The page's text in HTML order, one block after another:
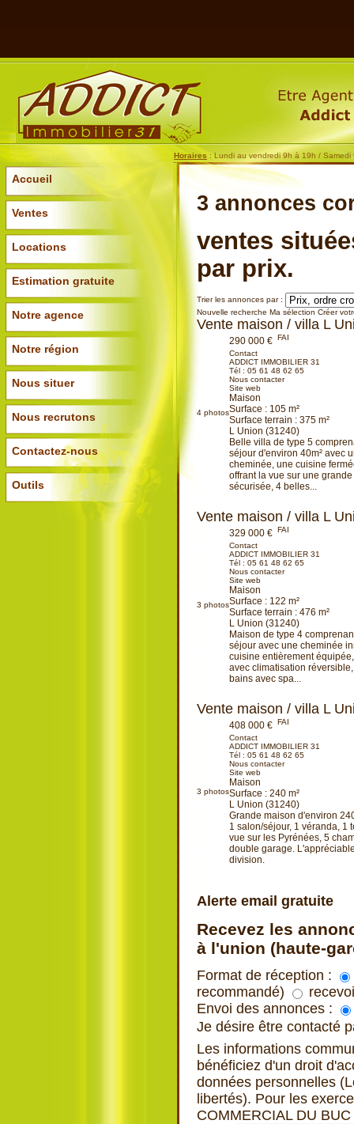
Horaires : Lundi au vendredi 9h à 19h / Samedi
Accueil
Ventes
Locations
Estimation gratuite
Notre agence
Notre région
Nous situer
Nous recrutons
Contactez-nous
Outils
3 annonces
ventes
par prix.
Trier les annonces par :
Nouvelle recherche Ma sélection Créer
Vente maison / villa L
4 photos
290 000 € FAI
Contact
ADDICT IMMOBILIER 31
Tél : 05 61 48 62 65
Nous contacter
Site web
Maison
Surface : 105 m²
Surface terrain : 375 m²
L Union (31240)
Belle villa de type 5
séjour d'environ 40m² avec
cheminée, une cuisine
offrant la vue sur une
sécurisée, 4 belles...
Vente maison / villa L
3 photos
329 000 € FAI
Contact
ADDICT IMMOBILIER 31
Tél : 05 61 48 62 65
Nous contacter
Site web
Maison
Surface : 122 m²
Surface terrain : 476 m²
L Union (31240)
Maison de type 4
séjour avec une cheminée
cuisine entièrement
avec climatisation
bains avec spa...
Vente maison / villa L
3 photos
408 000 € FAI
Contact
ADDICT IMMOBILIER 31
Tél : 05 61 48 62 65
Nous contacter
Site web
Maison
Surface : 240 m²
L Union (31240)
Grande maison d'environ
1 salon/séjour, 1 véranda, 1
vue sur les Pyrénées, 5
double garage.
division.
Alerte email gratuite
Recevez les
à l'union (haute-
Format de réception :
recommandé)
Envoi des annonces :
Je désire être contacté
Les informations
bénéficiez d'un droit
données personnelles
libertés). Pour les
COMMERCIAL DU